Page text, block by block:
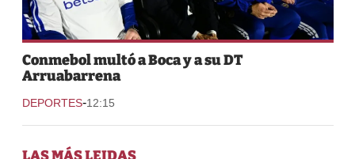
Conmebol multó a Boca y a su DT
Arruabarrena
DEPORTES-12:15
LAS MÁS LEIDAS